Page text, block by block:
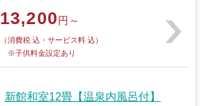
13,200円～
（消費税 込・サービス料 込）
※子供料金設定あり
新館和室12畳【温泉内風呂付】